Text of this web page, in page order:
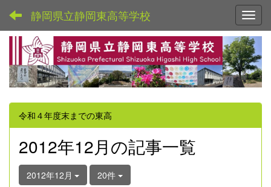
静岡県立静岡東高等学校
令和４年度末までの東高
2012年12月の記事一覧
2012年12月 20件